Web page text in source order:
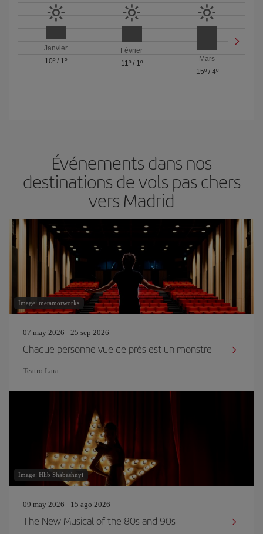
Janvier
10º / 1º
Février
11º/ 1º
Mars
15º/ 4º
Événements dans nos
destinations de vols pas chers
vers Madrid
Image: metamorworks
07 may 2026 - 25 sep 2026
Chaque personne vue de près est un monstre
Teatro Lara
Image: Hlib Shabashnyi
09 may 2026 - 15 ago 2026
The New Musical of the 80s and 90s